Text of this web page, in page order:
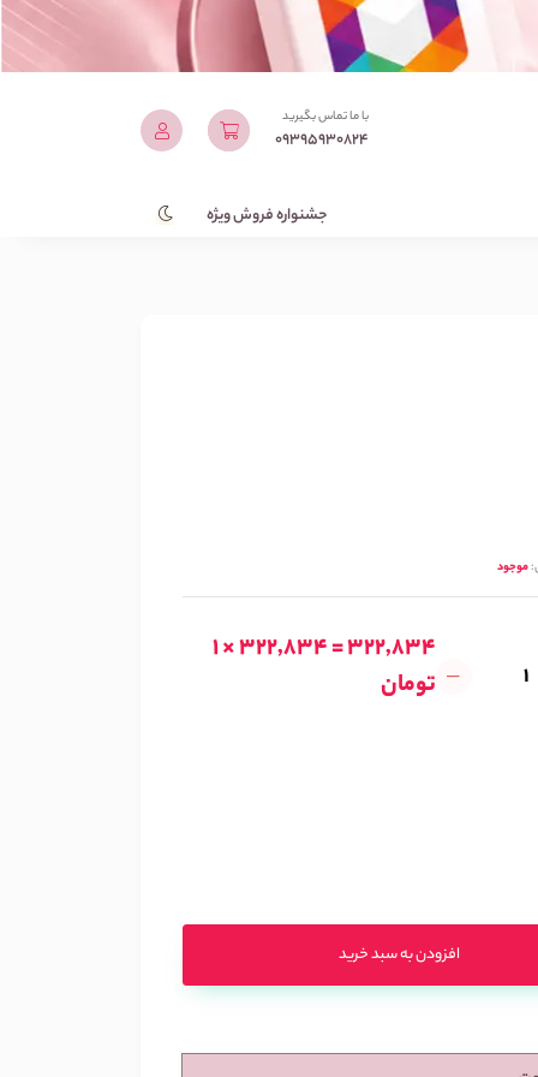
با ما تماس بگیرید
09395930824
جشنواره فروش ویژه
موجود
1 × 322,834 = 322,834
تومان
افزودن به سبد خرید